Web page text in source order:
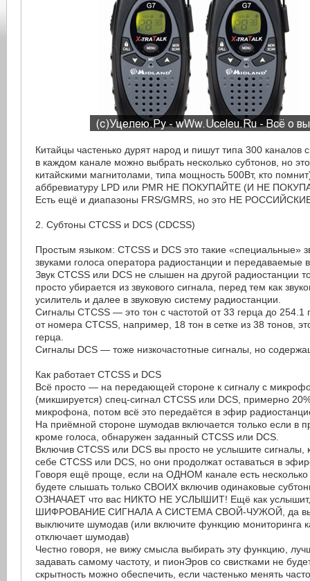
Китайцы частенько дурят народ и пишут типа 300 каналов
в каждом канале можно выбрать несколько субтонов, но
китайскими магнитолами, типа мощность 500Вт, кто
аббревиатуру LPD или PMR НЕ ПОКУПАЙТЕ (И НЕ
Есть ещё и диапазоны FRS/GMRS, но это НЕ
2. Субтоны CTCSS и DCS (CDCSS)
Простым языком: CTCSS и DCS это такие «специальные»
звуками голоса оператора радиостанции и передаваемые
Звук CTCSS или DCS не слышен на другой радиостанции
просто убирается из звукового сигнала, перед тем как
усилитель и далее в звуковую систему радиостанции.
Сигналы CTCSS — это тон с частотой от 33 герца до 254.1
от номера CTCSS, например, 18 тон в сетке из 38 тонов,
герца.
Сигналы DCS — тоже низкочастотные сигналы, но
Как работает CTCSS и DCS
Всё просто — на передающей стороне к сигналу с
(микшируется) спец-сигнал CTCSS или DCS, примерно
микрофона, потом всё это передаётся в эфир
На приёмной стороне шумодав включается только если в
кроме голоса, обнаружен заданный CTCSS или DCS.
Включив CTCSS или DCS вы просто не услышите сигналы,
себе CTCSS или DCS, но они продолжат оставаться в
Говоря ещё проще, если на ОДНОМ канале есть несколько
будете слышать только СВОИХ включив одинаковые
ОЗНАЧАЕТ что вас НИКТО НЕ УСЛЫШИТ! Ещё как
ШИФРОВАНИЕ СИГНАЛА А СИСТЕМА СВОЙ-ЧУЖОЙ, да вы
выключите шумодав (или включите функцию мониторинга
отключает шумодав)
Честно говоря, не вижу смысла выбирать эту функцию,
задавать самому частоту, и пионЭров со свистками не
скрытность можно обеспечить, если частенько менять